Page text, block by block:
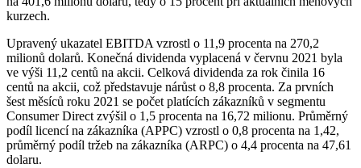
kurzech.
Upravený ukazatel EBITDA vzrostl o 11,9 procenta na 270,2
milionů dolarů. Konečná dividenda vyplacená v červnu 2021 byla
ve výši 11,2 centů na akcii. Celková dividenda za rok činila 16
centů na akcii, což představuje nárůst o 8,8 procenta. Za prvních
šest měsíců roku 2021 se počet platících zákazníků v segmentu
Consumer Direct zvýšil o 1,5 procenta na 16,72 milionu. Průměrný
podíl licencí na zákazníka (APPC) vzrostl o 0,8 procenta na 1,42,
průměrný podíl tržeb na zákazníka (ARPC) o 4,4 procenta na 47,61
dolaru.